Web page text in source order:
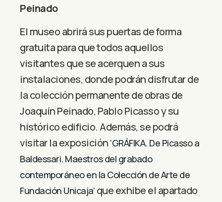
Peinado
El museo abrirá sus puertas de forma
gratuita para que todos aquellos
visitantes que se acerquen a sus
instalaciones, donde podrán disfrutar de
la colección permanente de obras de
Joaquín Peinado, Pablo Picasso y su
histórico edificio. Además, se podrá
visitar la exposición ‘GRÁFIKA. De Picasso a
Baldessari. Maestros del grabado
contemporáneo en la Colección de Arte de
Fundación Unicaja’ que exhibe el apartado